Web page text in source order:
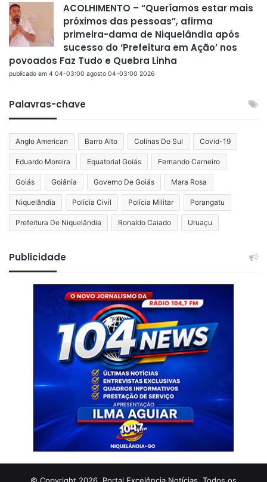
ACOLHIMENTO – “Queríamos estar mais
próximos das pessoas”, afirma
primeira-dama de Niquelândia após
sucesso do ‘Prefeitura em Ação’ nos
povoados Faz Tudo e Quebra Linha
publicado em 4 04-03:00 agosto 04-03:00 2026
Palavras-chave
Anglo American Barro Alto Colinas Do Sul Covid-19
Eduardo Moreira Equatorial Goiás Fernando Carneiro
Goiás Goiânia Governo De Goiás Mara Rosa
Niquelândia Polícia Civil Polícia Militar Porangatu
Prefeitura De Niquelândia Ronaldo Caiado Uruaçu
Publicidade